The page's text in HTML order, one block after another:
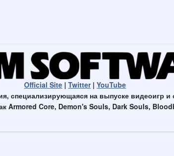
Official Site |Twitter|YouTube
специализирующаяся на выпуске видеоигр и
Armored Core, Demon's Souls, Dark Souls,